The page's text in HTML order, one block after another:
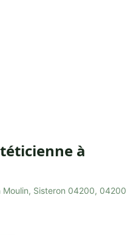
à
Sisteron 04200, 04200